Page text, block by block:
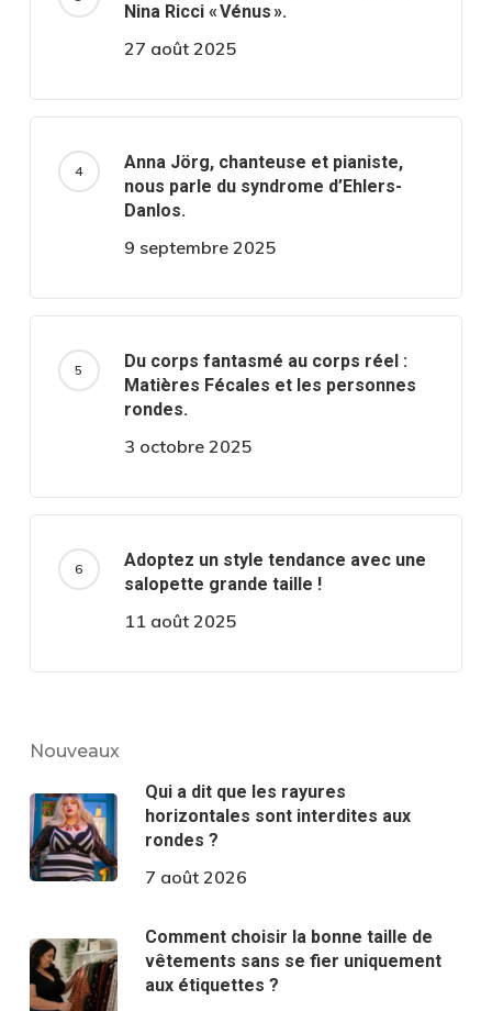
Nina Ricci « Vénus ».
27 août 2025
Anna Jörg, chanteuse et pianiste,
nous parle du syndrome d’Ehlers-
Danlos.
9 septembre 2025
Du corps fantasmé au corps réel :
Matières Fécales et les personnes
rondes.
3 octobre 2025
Adoptez un style tendance avec une
salopette grande taille !
11 août 2025
Nouveaux
Qui a dit que les rayures
horizontales sont interdites aux
rondes ?
7 août 2026
Comment choisir la bonne taille de
vêtements sans se fier uniquement
aux étiquettes ?